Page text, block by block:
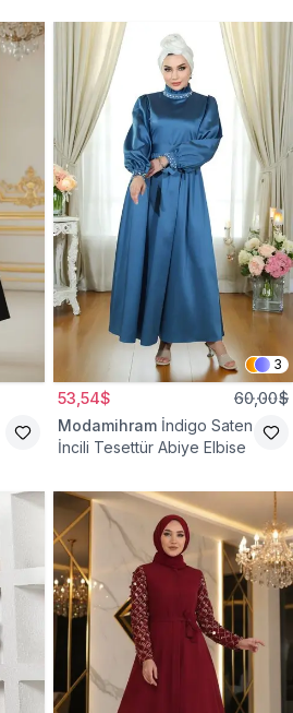
3
53,54$ 60,00$
Modamihram İndigo Saten
İncili Tesettür Abiye Elbise